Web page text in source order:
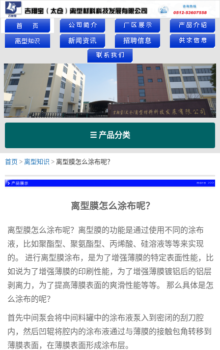
☰ 产品分类
首页 > 离型知识 > 离型膜怎么涂布呢？
离型膜怎么涂布呢？
离型膜怎么涂布呢？离型膜的功能是通过使用不同的涂布
液，比如聚酯型、聚氨酯型、丙烯酸、硅溶液等等来实现
的。 进行离型膜涂布，是为了增强薄膜的特定表面性能，比
如说为了增强薄膜的印刷性能，为了增强薄膜镀铝后的铝层
剥离力，为了提高薄膜表面的爽滑性能等等。 那么具体是怎
么涂布的呢？
首先中间泵会将中间料罐中的涂布液泵入到密闭的刮刀腔
内，然后凹辊将腔内的涂布液通过与薄膜的接触包角转移到
薄膜表面，在薄膜表面形成涂布层。